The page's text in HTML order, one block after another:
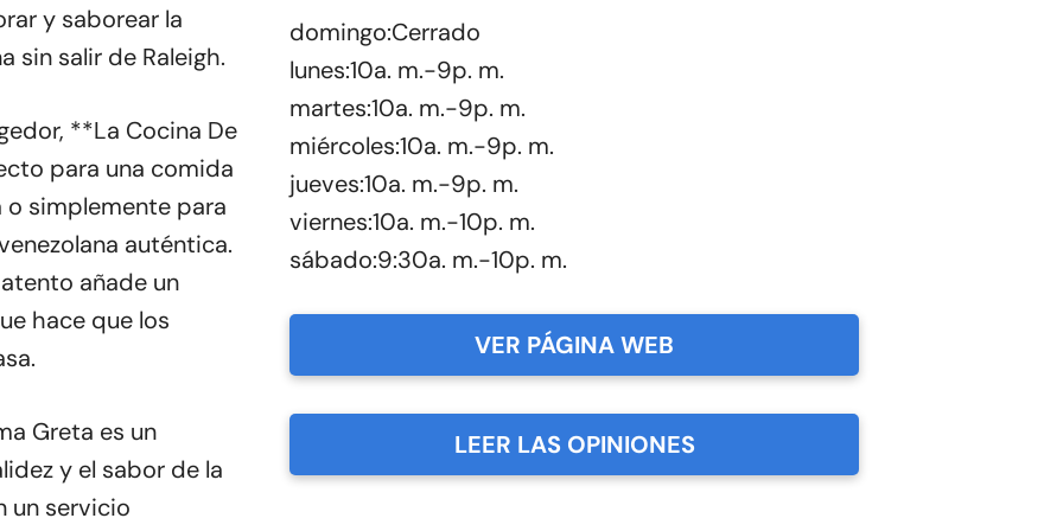
y saborear la
sin salir de Raleigh.
**La Cocina De
para una comida
o simplemente para
auténtica.
añade un
hace que los
Greta es un
y el sabor de la
un servicio
domingo:Cerrado
lunes:10a. m.-9p. m.
martes:10a. m.-9p. m.
miércoles:10a. m.-9p. m.
jueves:10a. m.-9p. m.
viernes:10a. m.-10p. m.
sábado:9:30a. m.-10p. m.
VER PÁGINA WEB
LEER LAS OPINIONES